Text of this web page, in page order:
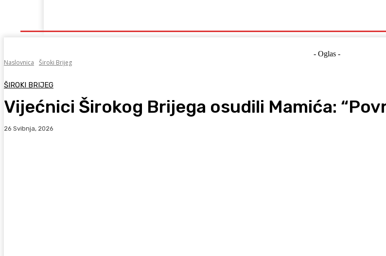
- Oglas -
Naslovnica
Široki Brijeg
ŠIROKI BRIJEG
Vijećnici Širokog Brijega osudili Mamića:
26 Svibnja, 2026